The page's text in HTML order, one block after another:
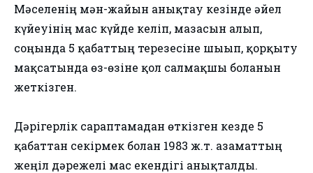
Мәселенің мән-жайын анықтау кезінде әйел
күйеуінің мас күйде келіп, мазасын алып,
соңында 5 қабаттың терезесіне шығып, қорқыту
мақсатында өз-өзіне қол салмақшы болғанын
жеткізген.
Дәрігерлік сараптамадан өткізген кезде 5
қабаттан секірмек болған 1983 ж.т. азаматтың
жеңіл дәрежелі мас екендігі анықталды.